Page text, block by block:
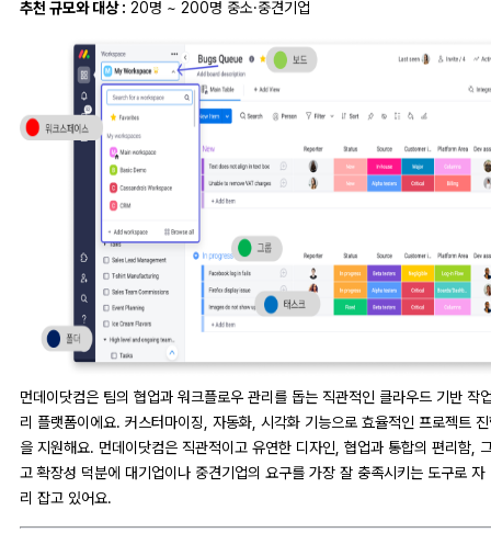
추천 규모와 대상 : 20명 ~ 200명 중소·중견기업
먼데이닷컴은 팀의 협업과 워크플로우 관리를 돕는 직관적인 클라우드 기반 작
리 플랫폼이에요. 커스터마이징, 자동화, 시각화 기능으로 효율적인 프로젝트
을 지원해요. 먼데이닷컴은 직관적이고 유연한 디자인, 협업과 통합의 편리함,
고 확장성 덕분에 대기업이나 중견기업의 요구를 가장 잘 충족시키는 도구로 자
리 잡고 있어요.